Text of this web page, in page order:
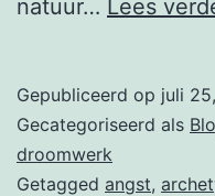
natuur… Lees
Gepubliceerd op juli
Gecategoriseerd als
droomwerk
Getagged angst,